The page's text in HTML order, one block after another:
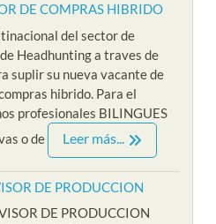
DE COMPRAS HIBRIDO
del sector de
Headhunting a traves de
suplir su nueva vacante de
hibrido. Para el
profesionales BILINGUES
o de
Leer más...
DE PRODUCCION
DE PRODUCCION